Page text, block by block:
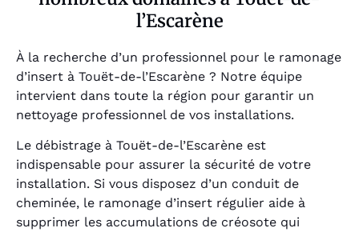
l’Escarène
À la recherche d’un professionnel pour le ramonage
d’insert à Touët-de-l’Escarène ? Notre équipe
intervient dans toute la région pour garantir un
nettoyage professionnel de vos installations.
Le débistrage à Touët-de-l’Escarène est
indispensable pour assurer la sécurité de votre
installation. Si vous disposez d’un conduit de
cheminée, le ramonage d’insert régulier aide à
supprimer les accumulations de créosote qui